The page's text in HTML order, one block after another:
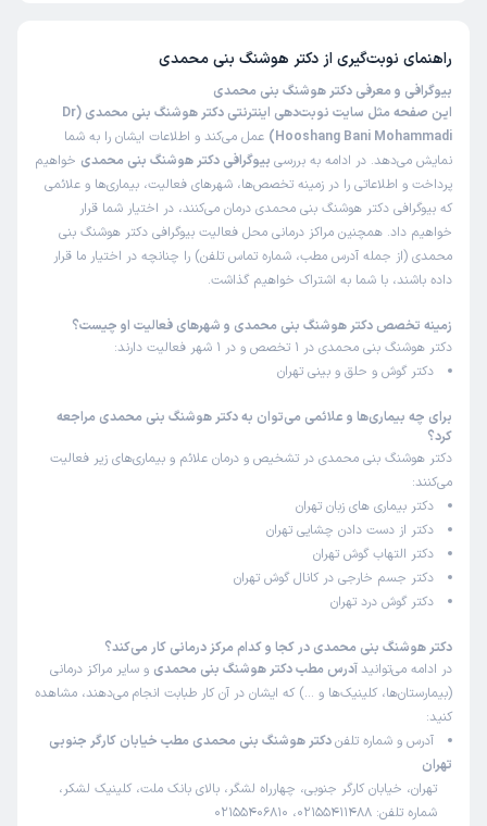
حمیدرضا
1405/02/23
این پزشک را پیشنهاد نمیکنم
زمان انتظار: 45-90 دقیقه
اصلا نوبت دریافت شده معتبر نبود ابتدا نوبت های حضوری
‌تلفنی رفتن بعد از یک ساعت بعنوان آخرین نفر من رفتم
علت مراجعه: درمان عفونت‌های مکرر گوش (مانند اوتیت مدیا)
کاربر دکترتو
نوبت مطب از دکترتو
دکتر خوبی هستن
علت مراجعه: گرفتگی گوش
سارا
این پزشک را پیشنهاد میکنم
زمان انتظار:0-15 دقیقه
بسیار دکتر با تجربه باحوصله و دقیق منشی بسیار باحوصله و
خوش اخلاق محیط مطب آرام و تمیز
علت مراجعه:
راهنمای نوبت‌گیری از دکتر هوشنگ بنی محمدی
بیوگرافی و معرفی دکتر هوشنگ بنی محمدی
این صفحه مثل سایت نوبت‌دهی اینترنتی دکتر هوشنگ بنی محمدی (Dr
Hooshang Bani Mohammadi)
عمل می‌کند و اطلاعات ایشان را به شما
نمایش می‌دهد. در ادامه به بررسی بیوگرافی دکتر هوشنگ بنی محمدی خواهیم
پرداخت و اطلاعاتی را در زمینه تخصص‌ها، شهرهای فعالیت، بیماری‌ها و علائمی
که بیوگرافی دکتر هوشنگ بنی محمدی درمان می‌کنند، در اختیار شما قرار
خواهیم داد. همچنین مراکز درمانی محل فعالیت بیوگرافی دکتر هوشنگ بنی
محمدی (از جمله آدرس مطب، شماره تماس تلفن) را چنانچه در اختیار ما قرار
داده باشند، با شما به اشتراک خواهیم گذاشت.
زمینه تخصص دکتر هوشنگ بنی محمدی و شهرهای فعالیت او چیست؟
دکتر هوشنگ بنی محمدی در 1 تخصص و در 1 شهر فعالیت دارند:
دکتر گوش و حلق و بینی تهران
برای چه بیماری‌ها و علائمی می‌توان به دکتر هوشنگ بنی محمدی مراجعه
کرد؟
دکتر هوشنگ بنی محمدی در تشخیص و درمان علائم و بیماری‌های زیر فعالیت
می‌کنند:
دکتر بیماری های زبان تهران
دکتر از دست دادن چشایی تهران
دکتر التهاب گوش تهران
دکتر جسم خارجی در کانال گوش تهران
دکتر گوش درد تهران
دکتر هوشنگ بنی محمدی در کجا و کدام مرکز درمانی کار می‌کند؟
در ادامه می‌توانید آدرس مطب دکتر هوشنگ بنی محمدی و سایر مراکز درمانی
(بیمارستان‌ها، کلینیک‌ها و …) که ایشان در آن کار طبابت انجام می‌دهند، مشاهده
کنید:
آدرس و شماره تلفندکتر هوشنگ بنی محمدی مطب خیابان کارگر جنوبی
تهران
تهران، خیابان کارگر جنوبی، چهارراه لشگر، بالای بانک ملت، کلینیک لشکر،
شماره تلفن: 02155411488، 02155406810